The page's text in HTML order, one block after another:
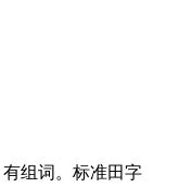
组词。标准田字